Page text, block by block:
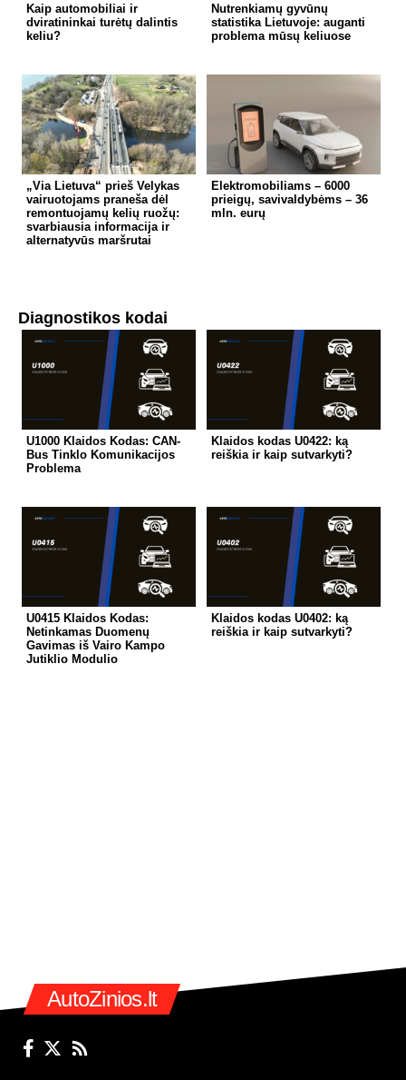
Kaip automobiliai ir
dviratininkai turėtų dalintis
keliu?
Nutrenkiamų gyvūnų
statistika Lietuvoje: auganti
problema mūsų keliuose
„Via Lietuva“ prieš Velykas
vairuotojams praneša dėl
remontuojamų kelių ruožų:
svarbiausia informacija ir
alternatyvūs maršrutai
Elektromobiliams – 6000
prieigų, savivaldybėms – 36
mln. eurų
Diagnostikos kodai
U1000 Klaidos Kodas: CAN-
Bus Tinklo Komunikacijos
Problema
Klaidos kodas U0422: ką
reiškia ir kaip sutvarkyti?
U0415 Klaidos Kodas:
Netinkamas Duomenų
Gavimas iš Vairo Kampo
Jutiklio Modulio
Klaidos kodas U0402: ką
reiškia ir kaip sutvarkyti?
AutoZinios.lt